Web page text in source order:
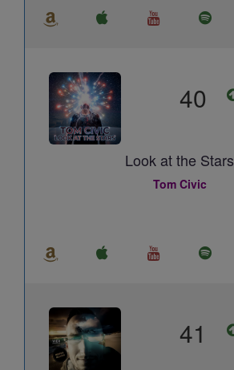
40
Look at the Stars
Tom Civic
41